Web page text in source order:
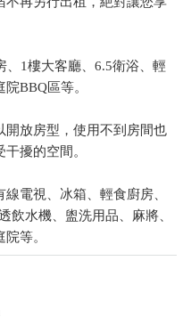
、1樓大客廳、6.5衛浴、輕
BBQ區等。
開放房型，使用不到房間也
擾的空間。
電視、冰箱、輕食廚房、
飲水機、盥洗用品、麻將、
等。